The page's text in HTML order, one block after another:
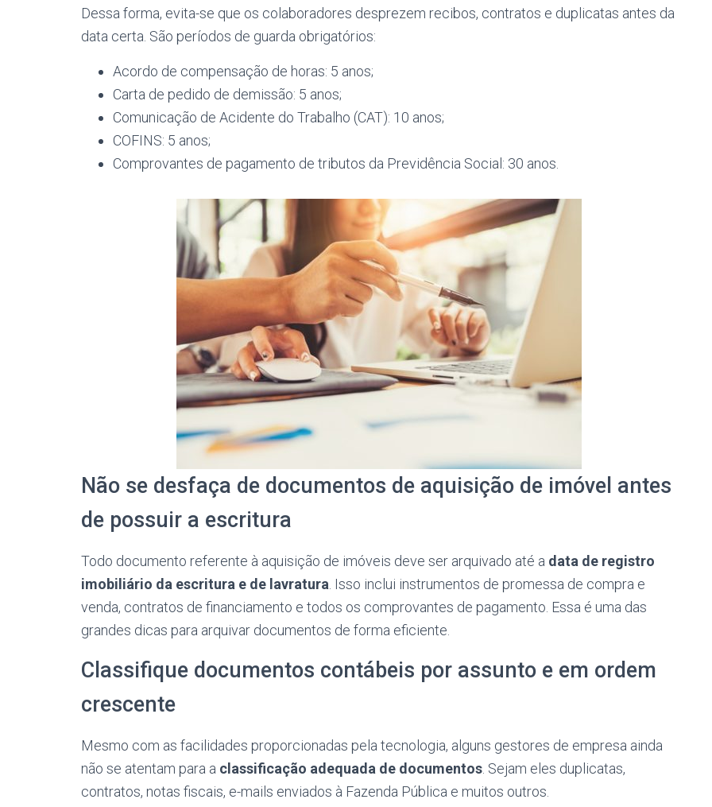
Dessa forma, evita-se que os colaboradores desprezem recibos, contratos e duplicatas antes da
data certa. São períodos de guarda obrigatórios:
Acordo de compensação de horas: 5 anos;
Carta de pedido de demissão: 5 anos;
Comunicação de Acidente do Trabalho (CAT): 10 anos;
COFINS: 5 anos;
Comprovantes de pagamento de tributos da Previdência Social: 30 anos.
Não se desfaça de documentos de aquisição de imóvel antes
de possuir a escritura
Todo documento referente à aquisição de imóveis deve ser arquivado até a data de registro
imobiliário da escritura e de lavratura . Isso inclui instrumentos de promessa de compra e
venda, contratos de financiamento e todos os comprovantes de pagamento. Essa é uma das
grandes dicas para arquivar documentos de forma eficiente.
Classifique documentos contábeis por assunto e em ordem
crescente
Mesmo com as facilidades proporcionadas pela tecnologia, alguns gestores de empresa ainda
não se atentam para a classificação adequada de documentos . Sejam eles duplicatas,
contratos, notas fiscais, e-mails enviados à Fazenda Pública e muitos outros.